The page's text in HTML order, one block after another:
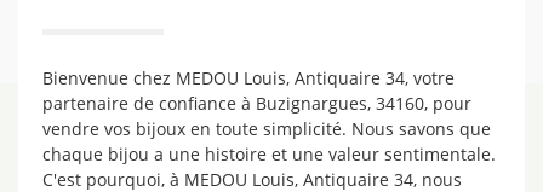
Bienvenue chez MEDOU Louis, Antiquaire 34, votre
partenaire de confiance à Buzignargues, 34160, pour
vendre vos bijoux en toute simplicité. Nous savons que
chaque bijou a une histoire et une valeur sentimentale.
C'est pourquoi, à MEDOU Louis, Antiquaire 34, nous